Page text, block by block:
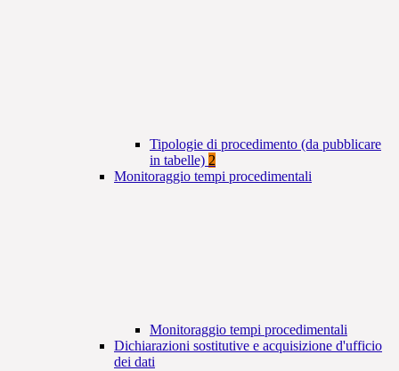
Tipologie di procedimento (da pubblicare
in tabelle) 2
Monitoraggio tempi procedimentali
Monitoraggio tempi procedimentali
Dichiarazioni sostitutive e acquisizione d'ufficio
dei dati